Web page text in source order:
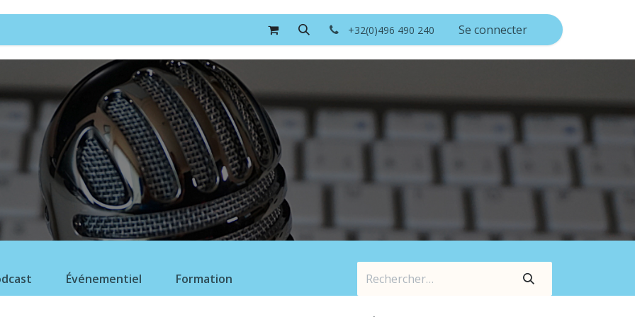
Contact BLOG +32(0)496 490 240 Se connecter
Événementiel Formation